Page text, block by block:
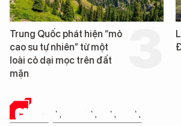
Trung Quốc phát hiện “mỏ
cao su tự nhiên” từ một
loài cỏ dại mọc trên đất
mặn
CHUYỆN DOANH NHÂN